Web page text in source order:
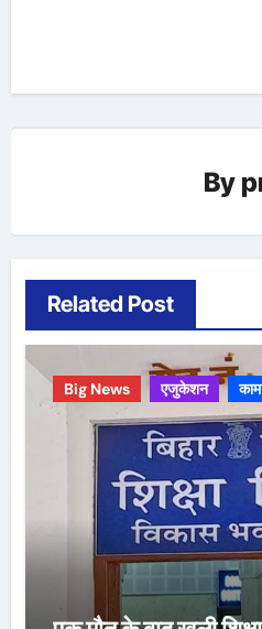
By
Related Post
Big News एजुकेशन